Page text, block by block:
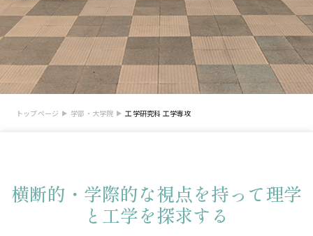
トップページ 学部・大学院 工学研究科 工学専攻
横断的・学際的な視点を持って理学
と工学を探求する